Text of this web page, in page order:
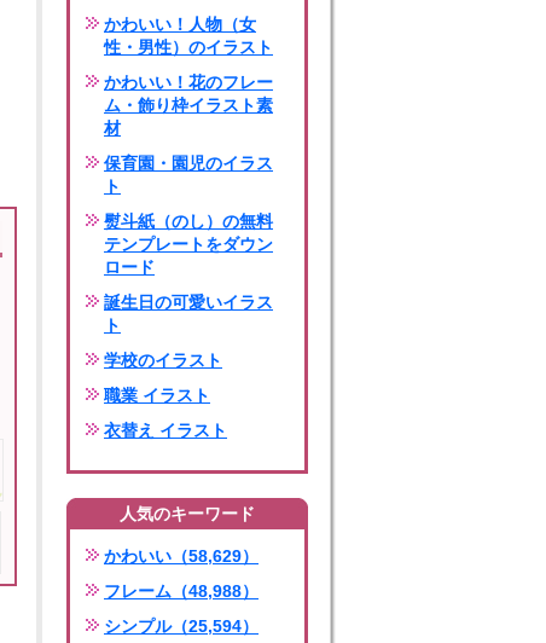
かわいい！人物（女
性・男性）のイラスト
かわいい！花のフレー
ム・飾り枠イラスト素
材
保育園・園児のイラス
ト
熨斗紙（のし）の無料
テンプレートをダウン
ロード
誕生日の可愛いイラス
ト
学校のイラスト
職業 イラスト
衣替え イラスト
人気のキーワード
かわいい（58,629）
フレーム（48,988）
シンプル（25,594）